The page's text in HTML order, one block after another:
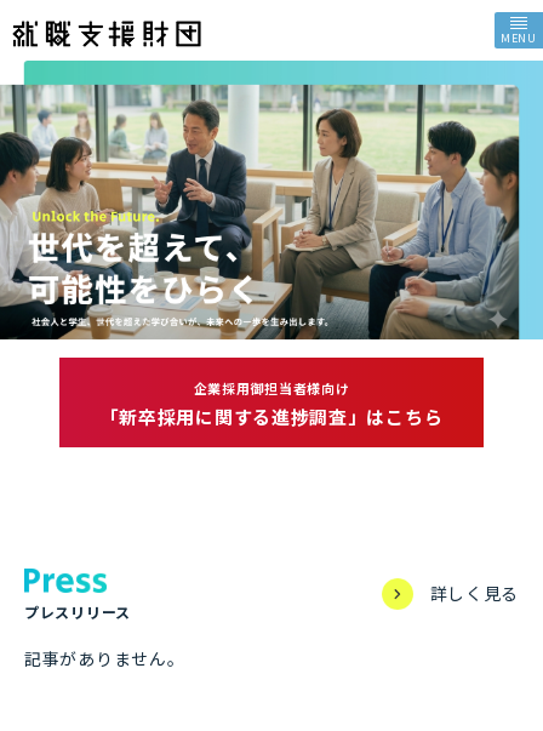
MENU
企業採用御担当者様向け
「新卒採用に関する進捗調査」はこちら
プレスリリース
詳しく見る
記事がありません。